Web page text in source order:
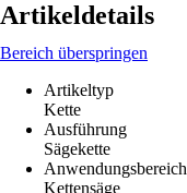
Artikeldetails
Bereich überspringen
Artikeltyp
Kette
Ausführung
Sägekette
Anwendungsbereich
Kettensäge